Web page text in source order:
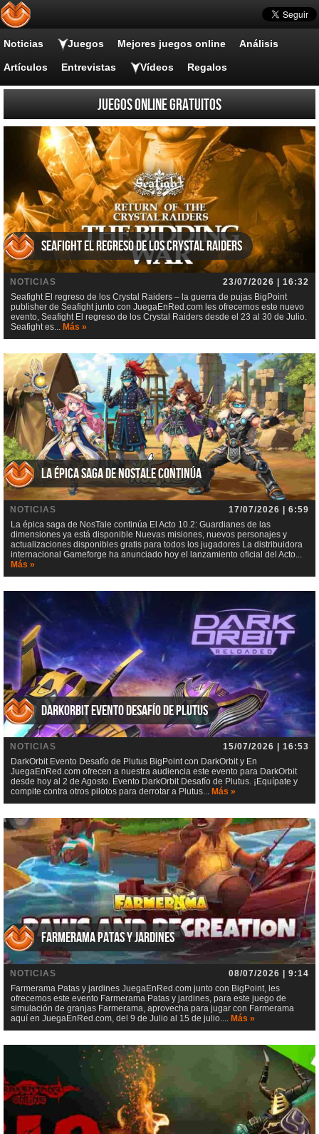
Noticias Juegos Mejores juegos online Análisis
Artículos Entrevistas Vídeos Regalos
Juegos online gratuitos
Seafight El regreso de los Crystal Raiders
NOTICIAS
23/07/2026 | 16:32
Seafight El regreso de los Crystal Raiders – la guerra de pujas BigPoint
publisher de Seafight junto con JuegaEnRed.com les ofrecemos este nuevo
evento, Seafight El regreso de los Crystal Raiders desde el 23 al 30 de Julio.
Seafight es... Más »
La épica saga de NosTale continúa
NOTICIAS
17/07/2026 | 6:59
La épica saga de NosTale continúa El Acto 10.2: Guardianes de las
dimensiones ya está disponible Nuevas misiones, nuevos personajes y
actualizaciones disponibles gratis para todos los jugadores La distribuidora
internacional Gameforge ha anunciado hoy el lanzamiento oficial del Acto...
Más »
DarkOrbit Evento Desafío de Plutus
NOTICIAS
15/07/2026 | 16:53
DarkOrbit Evento Desafío de Plutus BigPoint con DarkOrbit y En
JuegaEnRed.com ofrecen a nuestra audiencia este evento para DarkOrbit
desde hoy al 2 de Agosto. Evento DarkOrbit Desafío de Plutus. ¡Equípate y
compite contra otros pilotos para derrotar a Plutus... Más »
Farmerama Patas y jardines
NOTICIAS
08/07/2026 | 9:14
Farmerama Patas y jardines JuegaEnRed.com junto con BigPoint, les
ofrecemos este evento Farmerama Patas y jardines, para este juego de
simulación de granjas Farmerama, aprovecha para jugar con Farmerama
aquí en JuegaEnRed.com, del 9 de Julio al 15 de julio.... Más »